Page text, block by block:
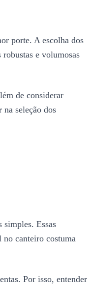
porte. A escolha dos
e volumosas
de considerar
na seleção dos
simples. Essas
canteiro costuma
Por isso, entender